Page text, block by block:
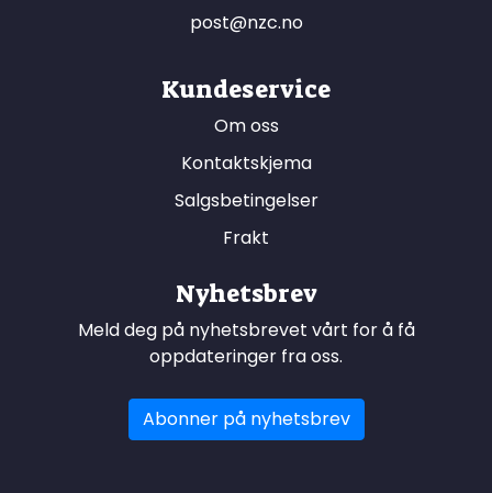
post@nzc.no
Kundeservice
Om oss
Kontaktskjema
Salgsbetingelser
Frakt
Nyhetsbrev
Meld deg på nyhetsbrevet vårt for å få
oppdateringer fra oss.
Abonner på nyhetsbrev